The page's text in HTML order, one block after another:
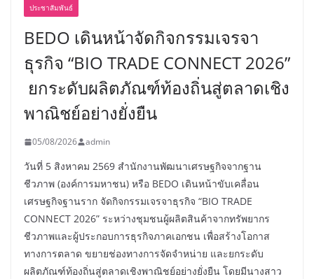
ประชาสัมพันธ์
BEDO เดินหน้าจัดกิจกรรมเจรจา
ธุรกิจ “BIO TRADE CONNECT 2026”
ยกระดับผลิตภัณฑ์ท้องถิ่นสู่ตลาดเชิง
พาณิชย์อย่างยั่งยืน
05/08/2026 admin
วันที่ 5 สิงหาคม 2569 สำนักงานพัฒนาเศรษฐกิจจากฐาน
ชีวภาพ (องค์การมหาชน) หรือ BEDO เดินหน้าขับเคลื่อน
เศรษฐกิจฐานราก จัดกิจกรรมเจรจาธุรกิจ “BIO TRADE
CONNECT 2026” ระหว่างชุมชนผู้ผลิตสินค้าจากทรัพยากร
ชีวภาพและผู้ประกอบการธุรกิจภาคเอกชน เพื่อสร้างโอกาส
ทางการตลาด ขยายช่องทางการจัดจำหน่าย และยกระดับ
ผลิตภัณฑ์ท้องถิ่นสู่ตลาดเชิงพาณิชย์อย่างยั่งยืน โดยมีนางสาว